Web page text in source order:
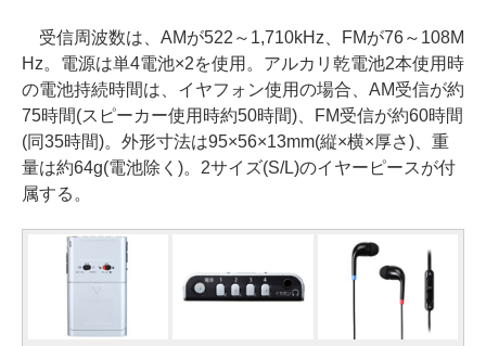
受信周波数は、AMが522～1,710kHz、FMが76～108M
Hz。電源は単4電池×2を使用。アルカリ乾電池2本使用時
の電池持続時間は、イヤフォン使用の場合、AM受信が約
75時間(スピーカー使用時約50時間)、FM受信が約60時間
(同35時間)。外形寸法は95×56×13mm(縦×横×厚さ)、重
量は約64g(電池除く)。2サイズ(S/L)のイヤーピースが付
属する。